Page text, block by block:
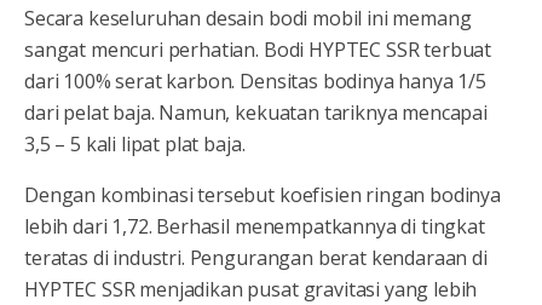
Secara keseluruhan desain bodi mobil ini memang
sangat mencuri perhatian. Bodi HYPTEC SSR terbuat
dari 100% serat karbon. Densitas bodinya hanya 1/5
dari pelat baja. Namun, kekuatan tariknya mencapai
3,5 – 5 kali lipat plat baja.
Dengan kombinasi tersebut koefisien ringan bodinya
lebih dari 1,72. Berhasil menempatkannya di tingkat
teratas di industri. Pengurangan berat kendaraan di
HYPTEC SSR menjadikan pusat gravitasi yang lebih